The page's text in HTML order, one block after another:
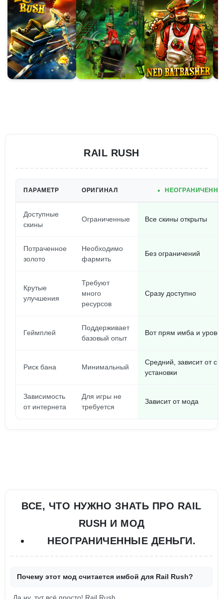
RAIL RUSH
ПАРАМЕТР ОРИГИНАЛ
Доступные
скины
Ограниченные Все скины открыты
Потраченное
золото
Необходимо
фармить
Без ограничений
Крутые
улучшения
Требуют
много
ресурсов
Сразу доступно
Геймплей
Поддерживает
базовый опыт
Вот прям имба и
Риск бана Минимальный
Средний, зависит от
установки
Зависимость
от интернета
Для игры не
требуется
Зависит от мода
ВСЕ, ЧТО НУЖНО ЗНАТЬ ПРО RAIL
RUSH И МОД
НЕОГРАНИЧЕННЫЕ ДЕНЬГИ.
Почему этот мод считается имбой для Rail Rush?